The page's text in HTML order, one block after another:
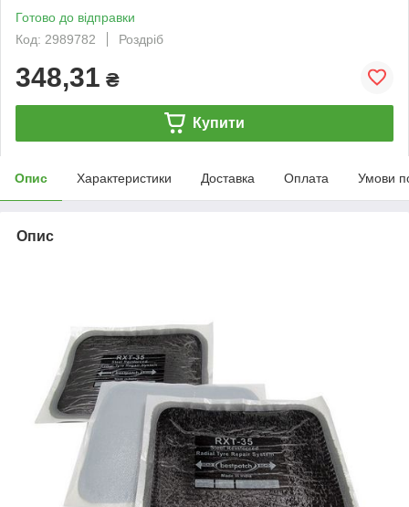
Готово до відправки
Код: 2989782
Роздріб
348,31 ₴
Купити
Опис Характеристики Доставка Оплата Умови
Опис